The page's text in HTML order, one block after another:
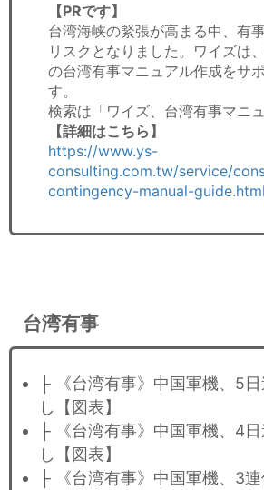
【PRです】
台湾海峡の緊張が高まる中、有
リスクとなりました。ワイズは
の台湾有事マニュアル作成をサ
す。
検索は「ワイズ、台湾有事マニュ
【詳細はこちら】
https://www.ys-
consulting.com.tw/service/
contingency-manual-guide.html
台湾有事
├ 《台湾有事》中国軍機、5
し【図表】
├ 《台湾有事》中国軍機、4
し【図表】
├ 《台湾有事》中国軍機、3